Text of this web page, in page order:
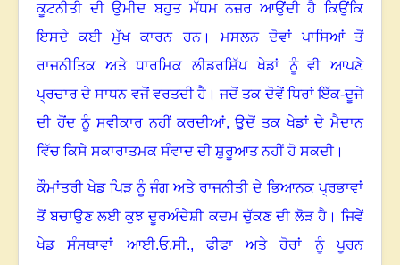
ਕੂਟਨੀਤੀ ਦੀ ਉਮੀਦ ਬਹੁਤ ਮੱਧਮ ਨਜ਼ਰ ਆਉਂਦੀ ਹੈ ਕਿਉਂਕਿ
ਇਸਦੇ ਕਈ ਮੁੱਖ ਕਾਰਨ ਹਨ। ਮਸਲਨ ਦੋਵਾਂ ਪਾਸਿਆਂ ਤੋਂ
ਰਾਜਨੀਤਿਕ ਅਤੇ ਧਾਰਮਿਕ ਲੀਡਰਸ਼ਿੱਪ ਖੇਡਾਂ ਨੂੰ ਵੀ ਆਪਣੇ
ਪ੍ਰਚਾਰ ਦੇ ਸਾਧਨ ਵਜੋਂ ਵਰਤਦੀ ਹੈ ।ਜਦੋਂ ਤਕ ਦੋਵੇਂ ਧਿਰਾਂ ਇੱਕ-ਦੂਜੇ
ਦੀ ਹੋਂਦ ਨੂੰ ਸਵੀਕਾਰ ਨਹੀਂ ਕਰਦੀਆਂ,ਉਦੋਂ ਤਕ ਖੇਡਾਂ ਦੇ ਮੈਦਾਨ
ਵਿੱਚ ਕਿਸੇ ਸਕਾਰਾਤਮਕ ਸੰਵਾਦ ਦੀ ਸ਼ੁਰੂਆਤ ਨਹੀਂ ਹੋ ਸਕਦੀ।
ਕੌਮਾਂਤਰੀ ਖੇਡ ਪਿੜ ਨੂੰ ਜੰਗ ਅਤੇ ਰਾਜਨੀਤੀ ਦੇ ਭਿਆਨਕ ਪ੍ਰਭਾਵਾਂ
ਤੋਂ ਬਚਾਉਣ ਲਈ ਕੁਝ ਦੂਰਅੰਦੇਸ਼ੀ ਕਦਮ ਚੁੱਕਣ ਦੀ ਲੋੜ ਹੈ।ਜਿਵੇਂ
ਖੇਡ ਸੰਸਥਾਵਾਂ ਆਈ.ਓ.ਸੀ.,ਫੀਫਾ ਅਤੇ ਹੋਰਾਂ ਨੂੰ ਪੂਰਨ